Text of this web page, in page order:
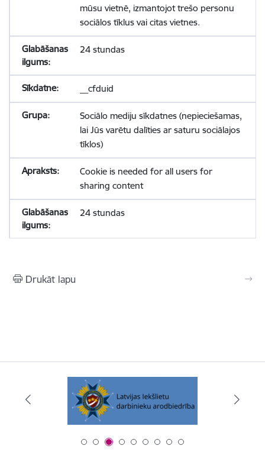
mūsu vietnē, izmantojot trešo personu
sociālos tīklus vai citas vietnes.
24 stundas
__cfduid
Sociālo mediju sīkdatnes (nepieciešamas,
lai Jūs varētu dalīties ar saturu sociālajos
tīklos)
Cookie is needed for all users for
sharing content
24 stundas
Drukāt lapu